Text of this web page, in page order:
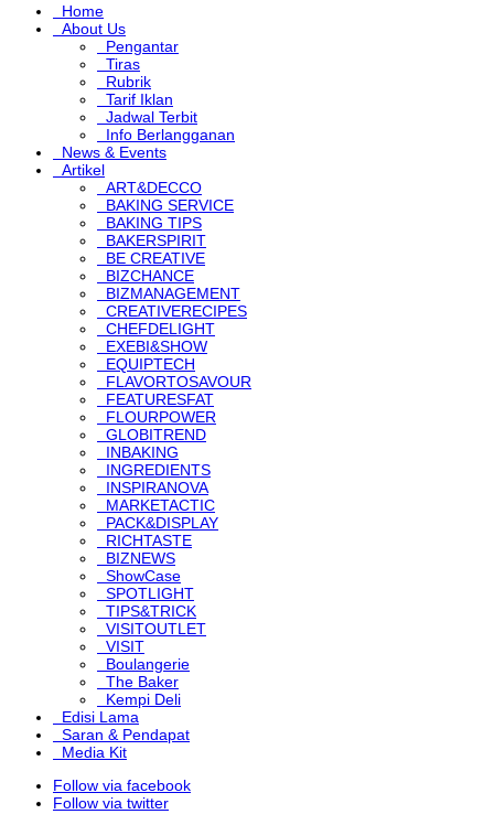
Home
About Us
Pengantar
Tiras
Rubrik
Tarif Iklan
Jadwal Terbit
Info Berlangganan
News & Events
Artikel
ART&DECCO
BAKING SERVICE
BAKING TIPS
BAKERSPIRIT
BE CREATIVE
BIZCHANCE
BIZMANAGEMENT
CREATIVERECIPES
CHEFDELIGHT
EXEBI&SHOW
EQUIPTECH
FLAVORTOSAVOUR
FEATURESFAT
FLOURPOWER
GLOBITREND
INBAKING
INGREDIENTS
INSPIRANOVA
MARKETACTIC
PACK&DISPLAY
RICHTASTE
BIZNEWS
ShowCase
SPOTLIGHT
TIPS&TRICK
VISITOUTLET
VISIT
Boulangerie
The Baker
Kempi Deli
Edisi Lama
Saran & Pendapat
Media Kit
Follow via facebook
Follow via twitter